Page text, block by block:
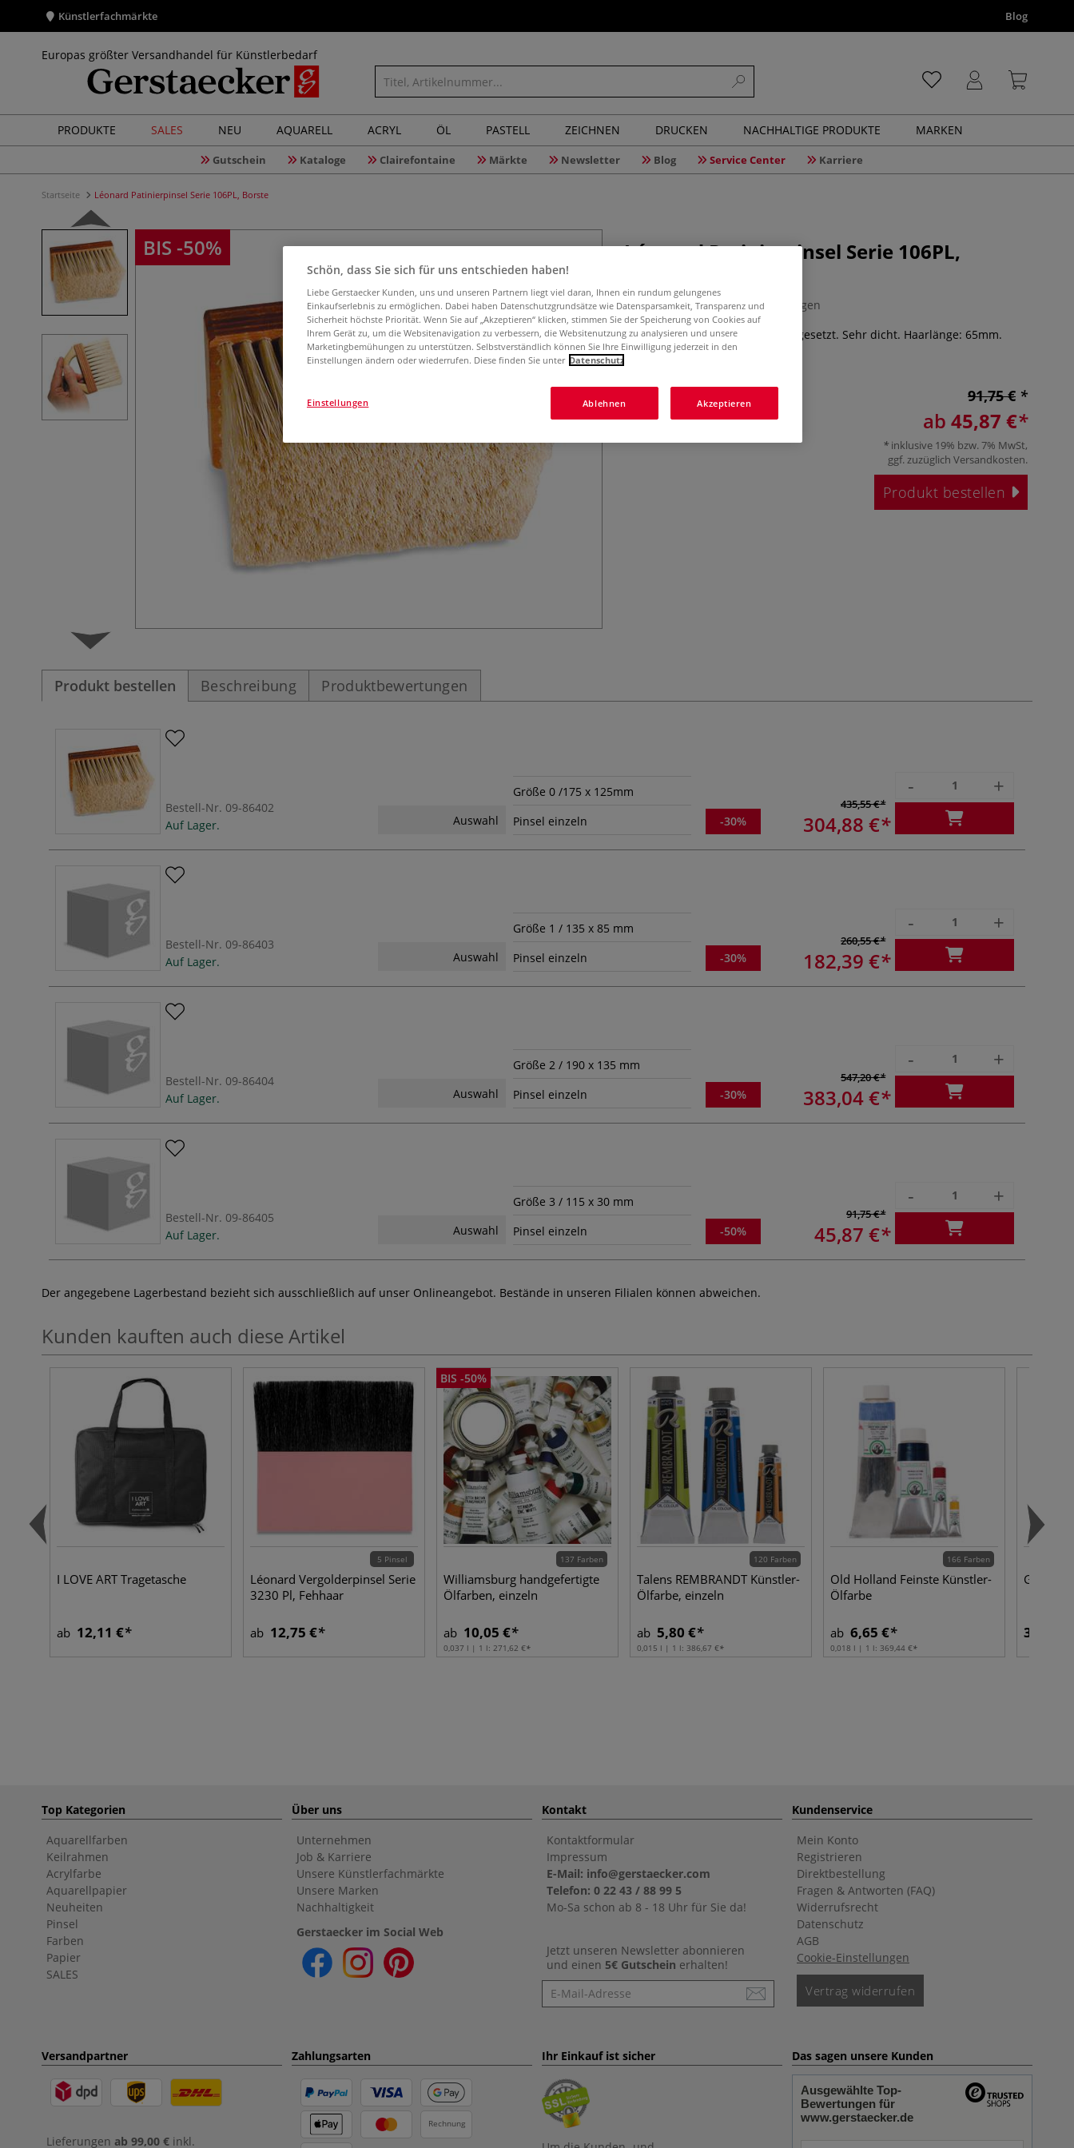
Künstlerfachmärkte Blog
Europas größter Versandhandel für Künstlerbedarf
PRODUKTE SALES NEU AQUARELL ACRYL ÖL PASTELL ZEICHNEN DRUCKEN NACHHALTIGE PRODUKTE MARKEN
Gutschein Kataloge Clairefontaine Märkte Newsletter Blog Service Center Karriere
Startseite Léonard Patinierpinsel Serie 106PL, Borste
BIS -50% Léonard Patinierpinsel Serie 106PL,
0 Bewertungen
Viereckpinsel aus Borsten. Handgesetzt. Sehr dicht. Haarlänge: 65mm.
Naturlackierter Griff.
91,75 €
ab 45,87 €
inklusive 19% bzw. 7% MwSt,
ggf. zuzüglich Versandkosten.
Produkt bestellen
Produkt bestellen Beschreibung Produktbewertungen
Bestell-Nr. 09-86402
Auf Lager.
Größe 0 /175 x 125mm
Auswahl
Pinsel einzeln
435,55 €
304,88 €
-30%
- +
Bestell-Nr. 09-86403
Auf Lager.
Größe 1 / 135 x 85 mm
Auswahl
Pinsel einzeln
260,55 €
182,39 €
-30%
- +
Bestell-Nr. 09-86404
Auf Lager.
Größe 2 / 190 x 135 mm
Auswahl
Pinsel einzeln
547,20 €
383,04 €
-30%
- +
Bestell-Nr. 09-86405
Auf Lager.
Größe 3 / 115 x 30 mm
Auswahl
Pinsel einzeln
91,75 €
45,87 €
-50%
- +
Der angegebene Lagerbestand bezieht sich ausschließlich auf unser Onlineangebot. Bestände in unseren Filialen können abweichen.
Kunden kauften auch diese Artikel
I LOVE ART Tragetasche
ab 12,11 €
5 Pinsel
Léonard Vergolderpinsel Serie
3230 Pl, Fehhaar
ab 12,75 €
BIS -50%
137 Farben
Williamsburg handgefertigte
Ölfarben, einzeln
ab 10,05 €
0,037 l | 1 l: 271,62 €
120 Farben
Talens REMBRANDT Künstler-
Ölfarbe, einzeln
ab 5,80 €
0,015 l | 1 l: 386,67 €
166 Farben
Old Holland Feinste Künstler-
Ölfarbe
ab 6,65 €
0,018 l | 1 l: 369,44 €
3,70 €
Top Kategorien
Aquarellfarben
Keilrahmen
Acrylfarbe
Aquarellpapier
Neuheiten
Pinsel
Farben
Papier
SALES
Über uns
Unternehmen
Job & Karriere
Unsere Künstlerfachmärkte
Unsere Marken
Nachhaltigkeit
Gerstaecker im Social Web
Kontakt
Kontaktformular
Impressum
E-Mail: info@gerstaecker.com
Telefon: 0 22 43 / 88 99 5
Mo-Sa schon ab 8 - 18 Uhr für Sie da!
Jetzt unseren Newsletter abonnieren
und einen 5€ Gutschein erhalten!
Newsletter
Kundenservice
Mein Konto
Registrieren
Direktbestellung
Fragen & Antworten (FAQ)
Widerrufsrecht
Datenschutz
AGB
Cookie-Einstellungen
Vertrag widerrufen
Versandpartner
Lieferungen ab 99,00 € inkl.
Zahlungsarten
Rechnung
Ihr Einkauf ist sicher Das sagen unsere Kunden
Ausgewählte Top-
Bewertungen für
www.gerstaecker.de
Schön, dass Sie sich für uns entschieden haben!
Liebe Gerstaecker Kunden, uns und unseren Partnern liegt viel daran, Ihnen ein rundum gelungenes
Einkaufserlebnis zu ermöglichen. Dabei haben Datenschutzgrundsätze wie Datensparsamkeit, Transparenz und
Sicherheit höchste Priorität. Wenn Sie auf „Akzeptieren“ klicken, stimmen Sie der Speicherung von Cookies auf
Ihrem Gerät zu, um die Websitenavigation zu verbessern, die Websitenutzung zu analysieren und unsere
Marketingbemühungen zu unterstützen. Selbstverständlich können Sie Ihre Einwilligung jederzeit in den
Einstellungen ändern oder wiederrufen. Diese finden Sie unter Datenschutz
Ablehnen Akzeptieren
Einstellungen